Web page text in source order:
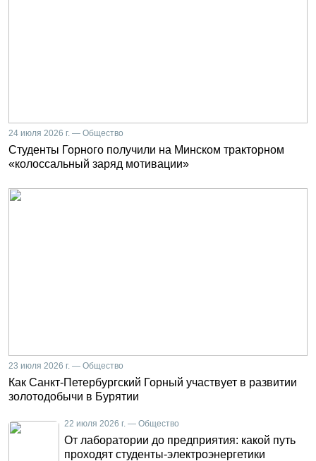
24 июля 2026 г. — Общество
Студенты Горного получили на Минском тракторном
«колоссальный заряд мотивации»
23 июля 2026 г. — Общество
Как Санкт-Петербургский Горный участвует в развитии
золотодобычи в Бурятии
22 июля 2026 г. — Общество
От лаборатории до предприятия: какой путь
проходят студенты-электроэнергетики